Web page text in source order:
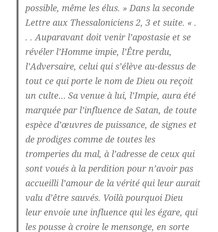
possible, même les élus. » Dans la seconde
Lettre aux Thessaloniciens 2, 3 et suite. « .
. . Auparavant doit venir l’apostasie et se
révéler l’Homme impie, l’Être perdu,
l’Adversaire, celui qui s’élève au-dessus de
tout ce qui porte le nom de Dieu ou reçoit
un culte… Sa venue à lui, l’Impie, aura été
marquée par l’influence de Satan, de toute
espèce d’œuvres de puissance, de signes et
de prodiges comme de toutes les
tromperies du mal, à l’adresse de ceux qui
sont voués à la perdition pour n’avoir pas
accueilli l’amour de la vérité qui leur aurait
valu d’être sauvés. Voilà pourquoi Dieu
leur envoie une influence qui les égare, qui
les pousse à croire le mensonge, en sorte